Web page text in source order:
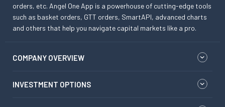
orders, etc. Angel One App is a powerhouse of cutting-edge tools
such as basket orders, GTT orders, SmartAPI, advanced charts
and others that help you navigate capital markets like a pro.
COMPANY OVERVIEW
INVESTMENT OPTIONS